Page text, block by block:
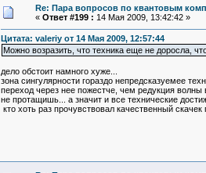
Re: Пара вопросов по квантовым
« Ответ #199 : 14 Мая 2009, 13:42:42 »
Цитата: valeriy от 14 Мая 2009, 12:57:44
Можно возразить, что техника еще не доросла,
дело обстоит намного хуже...
зона сингулярности гораздо непредсказуемее
переход через нее пожестче, чем редукция
не протащишь... а значит и все технические
кто хоть раз прочувствовал качественный